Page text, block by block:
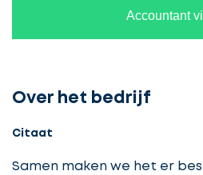
Accountant
Over het bedrijf
Citaat
Samen maken we het er